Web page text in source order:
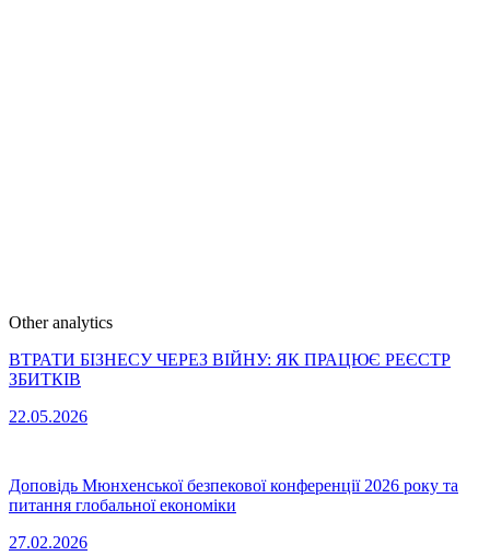
Other analytics
ВТРАТИ БІЗНЕСУ ЧЕРЕЗ ВІЙНУ: ЯК ПРАЦЮЄ РЕЄСТР
ЗБИТКІВ
22.05.2026
Доповідь Мюнхенської безпекової конференції 2026 року та
питання глобальної економіки
27.02.2026